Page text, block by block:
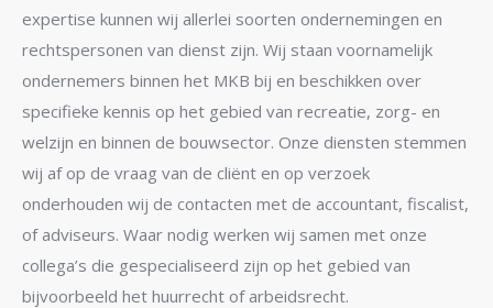
expertise kunnen wij allerlei soorten ondernemingen en
rechtspersonen van dienst zijn. Wij staan voornamelijk
ondernemers binnen het MKB bij en beschikken over
specifieke kennis op het gebied van recreatie, zorg- en
welzijn en binnen de bouwsector. Onze diensten stemmen
wij af op de vraag van de cliënt en op verzoek
onderhouden wij de contacten met de accountant, fiscalist,
of adviseurs. Waar nodig werken wij samen met onze
collega’s die gespecialiseerd zijn op het gebied van
bijvoorbeeld het huurrecht of arbeidsrecht.